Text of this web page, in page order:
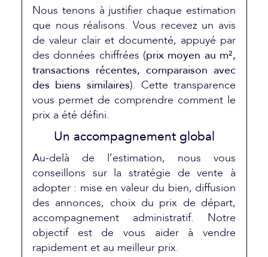
Nous tenons à justifier chaque estimation
que nous réalisons. Vous recevez un avis
de valeur clair et documenté, appuyé par
des données chiffrées (prix moyen au m²,
transactions récentes, comparaison avec
des biens similaires). Cette transparence
vous permet de comprendre comment le
prix a été défini.
Un accompagnement global
Au-delà de l’estimation, nous vous
conseillons sur la stratégie de vente à
adopter : mise en valeur du bien, diffusion
des annonces, choix du prix de départ,
accompagnement administratif. Notre
objectif est de vous aider à vendre
rapidement et au meilleur prix.